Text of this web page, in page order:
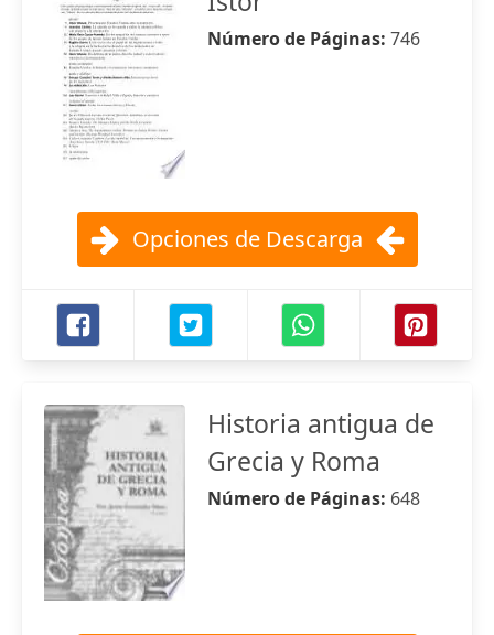
Número de Páginas: 746
Opciones de Descarga
Historia antigua de
Grecia y Roma
Número de Páginas: 648